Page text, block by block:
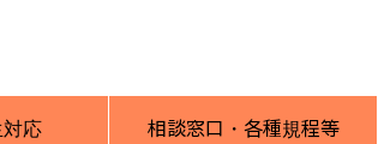
応 相談窓口・各種規程等